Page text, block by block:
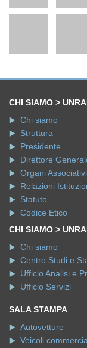
CHI SIAMO >
Chi siamo
Struttura
Presidente
Direttore
Organi Associativi
Relazioni
Statuto
Codice Etico
CHI SIAMO >
Chi siamo
Centro Studi e
Ufficio Analisi e
Ufficio Servizi
SALA STAMPA
Autovetture
Veicoli